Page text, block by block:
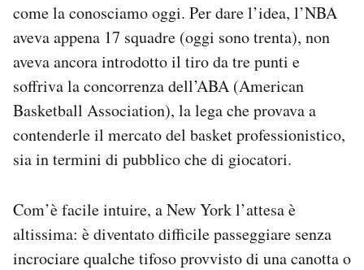
come la conosciamo oggi. Per dare l’idea, l’NBA
aveva appena 17 squadre (oggi sono trenta), non
aveva ancora introdotto il tiro da tre punti e
soffriva la concorrenza dell’ABA (American
Basketball Association), la lega che provava a
contenderle il mercato del basket professionistico,
sia in termini di pubblico che di giocatori.
Com’è facile intuire, a New York l’attesa è
altissima: è diventato difficile passeggiare senza
incrociare qualche tifoso provvisto di una canotta o